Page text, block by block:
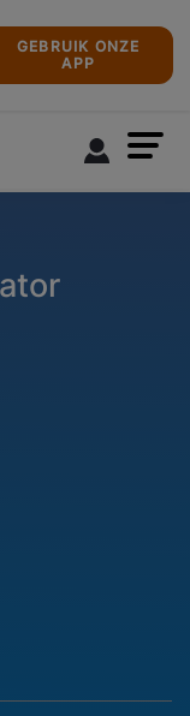
GEBRUIK ONZE
APP